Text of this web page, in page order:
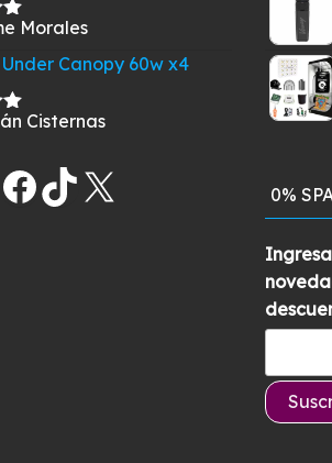
Morales
Canopy 60w x4
Cisternas
Facebook
TikTok
X 0%